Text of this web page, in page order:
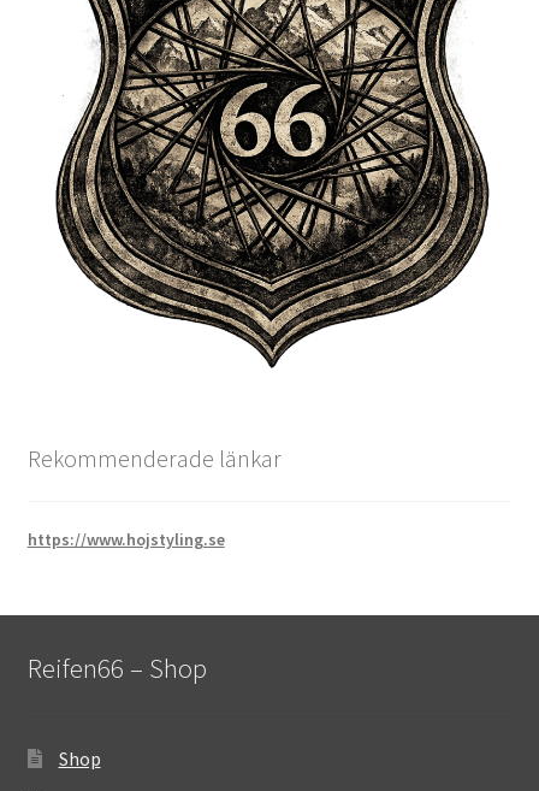
Rekommenderade länkar
https://www.hojstyling.se
Reifen66 – Shop
Shop